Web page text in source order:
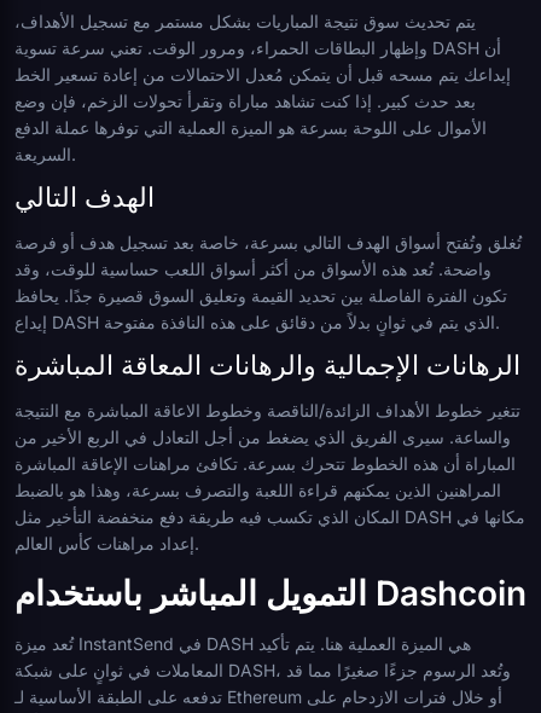
يتم تحديث سوق نتيجة المباريات بشكل مستمر مع تسجيل الأهداف،
وإظهار البطاقات الحمراء، ومرور الوقت. تعني سرعة تسوية DASH أن
إيداعك يتم مسحه قبل أن يتمكن مُعدل الاحتمالات من إعادة تسعير الخط
بعد حدث كبير. إذا كنت تشاهد مباراة وتقرأ تحولات الزخم، فإن وضع
الأموال على اللوحة بسرعة هو الميزة العملية التي توفرها عملة الدفع
السريعة.
الهدف التالي
تُغلق وتُفتح أسواق الهدف التالي بسرعة، خاصة بعد تسجيل هدف أو فرصة
واضحة. تُعد هذه الأسواق من أكثر أسواق اللعب حساسية للوقت، وقد
تكون الفترة الفاصلة بين تحديد القيمة وتعليق السوق قصيرة جدًا. يحافظ
إيداع DASH الذي يتم في ثوانٍ بدلاً من دقائق على هذه النافذة مفتوحة.
الرهانات الإجمالية والرهانات المعاقة المباشرة
تتغير خطوط الأهداف الزائدة/الناقصة وخطوط الاعاقة المباشرة مع النتيجة
والساعة. سيرى الفريق الذي يضغط من أجل التعادل في الربع الأخير من
المباراة أن هذه الخطوط تتحرك بسرعة. تكافئ مراهنات الإعاقة المباشرة
المراهنين الذين يمكنهم قراءة اللعبة والتصرف بسرعة، وهذا هو بالضبط
المكان الذي تكسب فيه طريقة دفع منخفضة التأخير مثل DASH مكانها في
إعداد مراهنات كأس العالم.
التمويل المباشر باستخدام Dashcoin
تُعد ميزة InstantSend في DASH هي الميزة العملية هنا. يتم تأكيد
المعاملات في ثوانٍ على شبكة DASH، وتُعد الرسوم جزءًا صغيرًا مما قد
تدفعه على الطبقة الأساسية لـ Ethereum أو خلال فترات الازدحام على